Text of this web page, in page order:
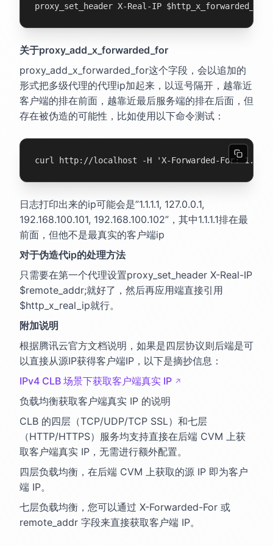
proxy_set_header X-Real-IP $http_x_forwarded_for;
关于proxy_add_x_forwarded_for
proxy_add_x_forwarded_for这个字段，会以追加的
形式把多级代理的代理ip加起来，以逗号隔开，越靠近
客户端的排在前面，越靠近最后服务端的排在后面，但
存在被伪造的可能性，比如使用以下命令测试：
curl http://localhost -H 'X-Forwarded-For:
日志打印出来的ip可能会是”1.1.1.1, 127.0.0.1,
192.168.100.101, 192.168.100.102”，其中1.1.1.1排在最
前面，但他不是最真实的客户端ip
对于伪造代ip的处理方法
只需要在第一个代理设置proxy_set_header X-Real-IP
$remote_addr;就好了，然后再应用端直接引用
$http_x_real_ip就行。
附加说明
根据腾讯云官方文档说明，如果是四层协议则后端是可
以直接从源IP获得客户端IP，以下是摘抄信息：
IPv4 CLB 场景下获取客户端真实 IP ↗
负载均衡获取客户端真实 IP 的说明
CLB 的四层（TCP/UDP/TCP SSL）和七层
（HTTP/HTTPS）服务均支持直接在后端 CVM 上获
取客户端真实 IP，无需进行额外配置。
四层负载均衡，在后端 CVM 上获取的源 IP 即为客户
端 IP。
七层负载均衡，您可以通过 X-Forwarded-For 或
remote_addr 字段来直接获取客户端 IP。